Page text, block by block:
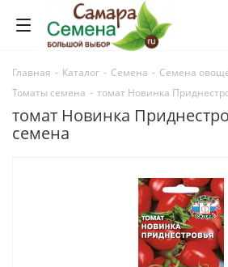
Главная - Каталог - Семена - Семена
Томаты семена - томат Новинка
томат Новинка
семена